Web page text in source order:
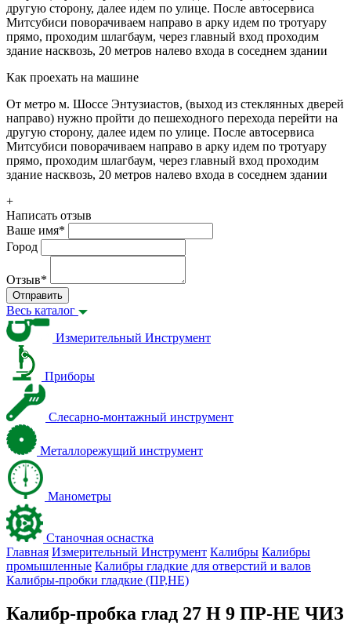
другую сторону, далее идем по улице. После автосервиса
Митсубиси поворачиваем направо в арку идем по тротуару
прямо, проходим шлагбаум, через главный вход проходим
здание насквозь, 20 метров налево входа в соседнем здании
Как проехать на машине
От метро м. Шоссе Энтузиастов, (выход из стеклянных дверей
направо) нужно пройти до пешеходного перехода перейти на
другую сторону, далее идем по улице. После автосервиса
Митсубиси поворачиваем направо в арку идем по тротуару
прямо, проходим шлагбаум, через главный вход проходим
здание насквозь, 20 метров налево входа в соседнем здании
+
Написать отзыв
Ваше имя*
Город
Отзыв*
Отправить
Весь каталог
Измерительный Инструмент
Приборы
Слесарно-монтажный инструмент
Металлорежущий инструмент
Манометры
Станочная оснастка
Главная Измерительный Инструмент Калибры Калибры
промышленные Калибры гладкие для отверстий и валов
Калибры-пробки гладкие (ПР,НЕ)
Калибр-пробка глад 27 H 9 ПР-НЕ ЧИЗ